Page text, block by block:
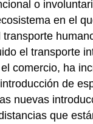
o
en el
el transporte
comercio, ha
de
nuevas
que